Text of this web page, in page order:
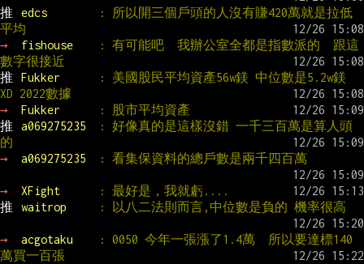
推 edcs
: 所以開三個戶頭的人沒有賺420萬就是拉低
平均
→
fishouse
: 有可能吧  我辦公室全都是指數派的  跟這
數字很接近
推
Fukker
: 美國股民平均資產56w鎂 中位數是5.2w鎂
XD 2022數據
→
Fukker
: 股市平均資產
推
a069275235
: 好像真的是這樣沒錯 一千三百萬是算人頭
的
→
a069275235 : 看集保資料的總戶數是兩千四百萬
→ XFight
: 最好是，我就虧....
推
waitrop : 以八二法則而言,中位數是負的 機率很高
→ acgotaku
: 0050 今年一張漲了1.4萬  所以要達標140
萬買一百張